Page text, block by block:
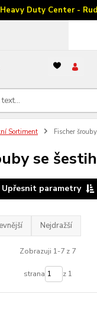
Duty Center -
Sortiment Fischer
se
Upřesnit parametry
Nejdražší
Zobrazuji 1-7 z 7
strana z 1